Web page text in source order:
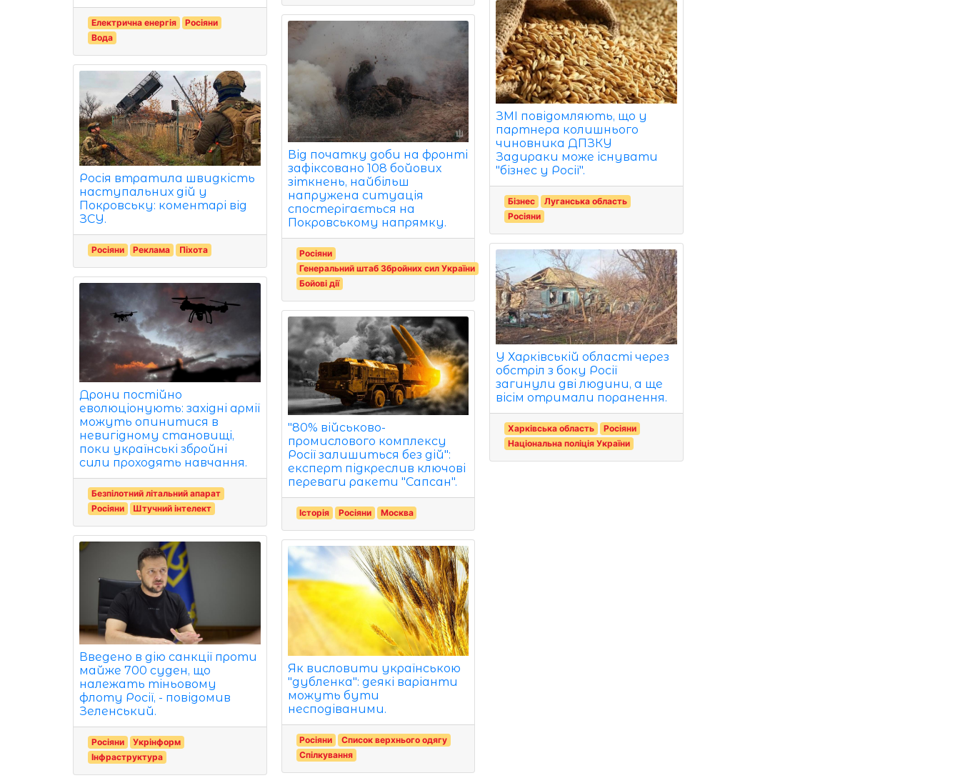
Електрична енергія
Росіяни
Вода
Росія втратила швидкість
наступальних дій у
Покровську: коментарі від
ЗСУ.
Росіяни Реклама Піхота
Дрони постійно
еволюціонують: західні армії
можуть опинитися в
невигідному становищі,
поки українські збройні
сили проходять навчання.
Безпілотний літальний апарат
Росіяни
Штучний інтелект
Введено в дію санкції проти
майже 700 суден, що
належать тіньовому
флоту Росії, - повідомив
Зеленський.
Росіяни
Укрінформ
Інфраструктура
Від початку доби на фронті
зафіксовано 108 бойових
зіткнень, найбільш
напружена ситуація
спостерігається на
Покровському напрямку.
Росіяни
Генеральний штаб Збройних сил України
Бойові дії
"80% військово-
промислового комплексу
Росії залишиться без дій":
експерт підкреслив ключові
переваги ракети "Сапсан".
Історія Росіяни Москва
Як висловити українською
"дубленка": деякі варіанти
можуть бути
несподіваними.
Росіяни
Список верхнього одягу
Спілкування
ЗМІ повідомляють, що у
партнера колишнього
чиновника ДПЗКУ
Задираки може існувати
"бізнес у Росії".
Бізнес
Луганська область
Росіяни
У Харківській області через
обстріл з боку Росії
загинули дві людини, а ще
вісім отримали поранення.
Харківська область
Росіяни
Національна поліція України